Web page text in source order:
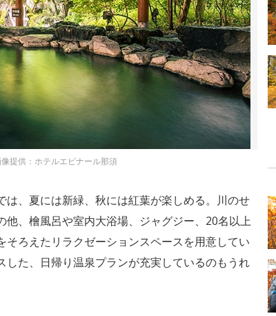
提供：ホテルエピナール那須
、夏には新緑、秋には紅葉が楽しめる。川のせ
、檜風呂や室内大浴場、ジャグジー、20名以上
ろえたリラクゼーションスペースを用意してい
した、日帰り温泉プランが充実しているのもうれ